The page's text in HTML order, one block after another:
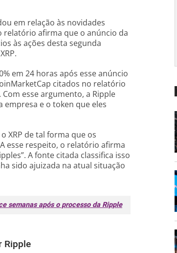
em relação às novidades
relatório afirma que o anúncio da
às ações desta segunda
em 24 horas após esse anúncio
citados no relatório
esse argumento, a Ripple
empresa e o token que eles
XRP de tal forma que os
esse respeito, o relatório afirma
A fonte citada classifica isso
sido ajuizada na atual situação
semanas após o processo da Ripple
Ripple